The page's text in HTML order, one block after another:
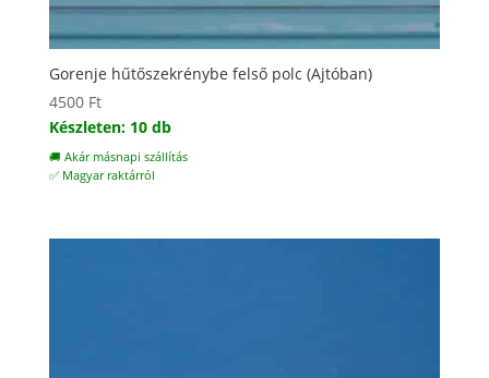
Gorenje hűtőszekrénybe felső polc (Ajtóban)
4500 Ft
Készleten: 10 db
🚚 Akár másnapi szállítás
✅ Magyar raktárról